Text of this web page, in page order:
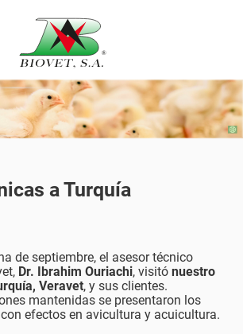
a Turquía
de septiembre, el asesor técnico
Dr. Ibrahim Ouriachi, visitó nuestro
Veravet, y sus clientes.
mantenidas se presentaron los
efectos en avicultura y acuicultura.